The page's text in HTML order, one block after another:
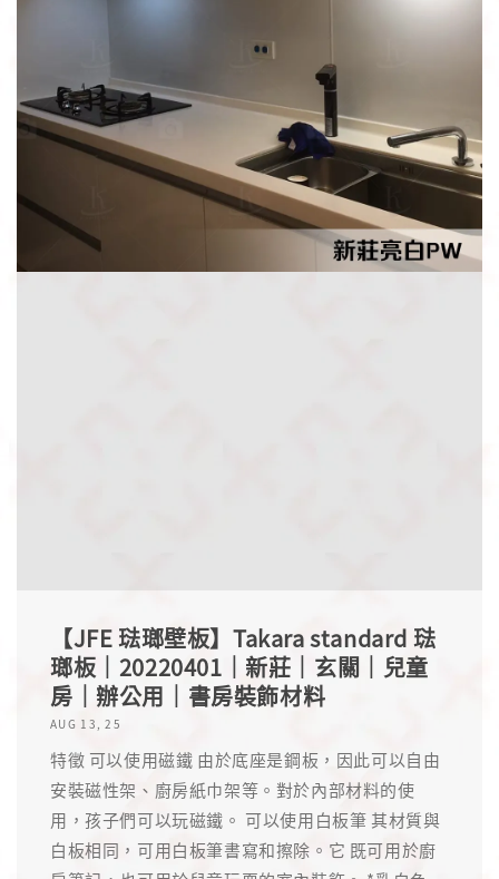
【JFE 琺瑯壁板】Takara standard 琺
瑯板｜20220401｜新莊｜玄關｜兒童
房｜辦公用｜書房裝飾材料
AUG 13, 25
特徵 可以使用磁鐵 由於底座是鋼板，因此可以自由
安裝磁性架、廚房紙巾架等。對於內部材料的使
用，孩子們可以玩磁鐵。 可以使用白板筆 其材質與
白板相同，可用白板筆書寫和擦除。它 既可用於廚